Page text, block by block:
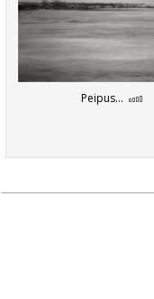
Peipus...